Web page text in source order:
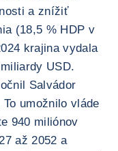
a znížiť
(18,5 % HDP v
krajina vydala
USD.
Salvádor
umožnilo vláde
940 miliónov
až 2052 a